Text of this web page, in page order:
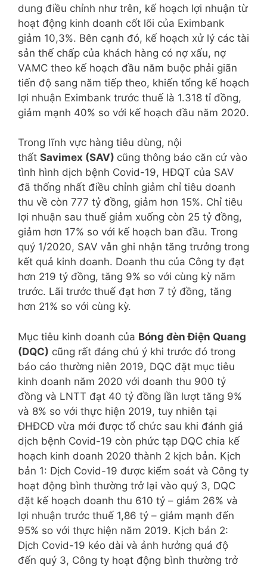
dung điều chỉnh như trên, kế hoạch lợi nhuận từ
hoạt động kinh doanh cốt lõi của Eximbank
giảm 10,3%. Bên cạnh đó, kế hoạch xử lý các tài
sản thế chấp của khách hàng có nợ xấu, nợ
VAMC theo kế hoạch đầu năm buộc phải giãn
tiến độ sang năm tiếp theo, khiến tổng kế hoạch
lợi nhuận Eximbank trước thuế là 1.318 tỉ đồng,
giảm mạnh 40% so với kế hoạch đầu năm 2020.
Trong lĩnh vực hàng tiêu dùng, nội
thất Savimex (SAV) cũng thông báo căn cứ vào
tình hình dịch bệnh Covid-19, HĐQT của SAV
đã thống nhất điều chỉnh giảm chỉ tiêu doanh
thu về còn 777 tỷ đồng, giảm hơn 15%. Chỉ tiêu
lợi nhuận sau thuế giảm xuống còn 25 tỷ đồng,
giảm hơn 17% so với kế hoạch ban đầu. Trong
quý 1/2020, SAV vẫn ghi nhận tăng trưởng trong
kết quả kinh doanh. Doanh thu của Công ty đạt
hơn 219 tỷ đồng, tăng 9% so với cùng kỳ năm
trước. Lãi trước thuế đạt hơn 7 tỷ đồng, tăng
hơn 21% so với cùng kỳ.
Mục tiêu kinh doanh của Bóng đèn Điện Quang
(DQC) cũng rất đáng chú ý khi trước đó trong
báo cáo thường niên 2019, DQC đặt mục tiêu
kinh doanh năm 2020 với doanh thu 900 tỷ
đồng và LNTT đạt 40 tỷ đồng lần lượt tăng 9%
và 8% so với thực hiện 2019, tuy nhiên tại
ĐHĐCĐ vừa mới được tổ chức sau khi đánh giá
dịch bệnh Covid-19 còn phức tạp DQC chia kế
hoạch kinh doanh 2020 thành 2 kịch bản. Kịch
bản 1: Dịch Covid-19 được kiểm soát và Công ty
hoạt động bình thường trở lại vào quý 3, DQC
đặt kế hoạch doanh thu 610 tỷ – giảm 26% và
lợi nhuận trước thuế 1,86 tỷ – giảm mạnh đến
95% so với thực hiện năm 2019. Kịch bản 2:
Dịch Covid-19 kéo dài và ảnh hưởng quá độ
đến quý 3, Công ty hoạt động bình thường trở